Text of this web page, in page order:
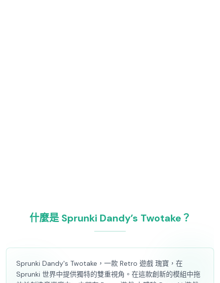
什麼是 Sprunki Dandy’s Twotake？
Sprunki Dandy's Twotake，一款 Retro 遊戲 瑰寶，在
Sprunki 世界中提供獨特的雙重視角。在這款創新的模組中拖